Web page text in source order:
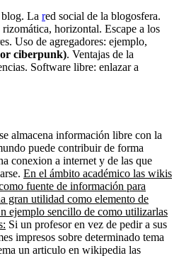
La red social de la blogosfera.
horizontal. Escape a los
Uso de agregadores: ejemplo,
ciberpunk). Ventajas de la
Software libre: enlazar a
almacena información libre con la
puede contribuir de forma
conexion a internet y de las que
En el ámbito académico las wikis
fuente de información para
gran utilidad como elemento de
ejemplo sencillo de como utilizarlas
Si un profesor en vez de pedir a sus
impresos sobre determinado tema
un articulo en wikipedia las